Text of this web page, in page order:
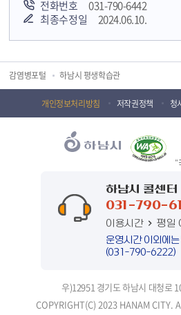
전화번호
031-790-6442
최종수정일
2024.06.10.
국민안전교육플랫폼
감염병포털 하남시 평생학습관
하남혁신교육지구 huic 하남도시공사
하남종합운동장 국민체육센터 하남문화재단 하
하남시 가족센터
하남시정신건강복지센터
(재)하남시자원봉사센터 하남시환경교육센터
하남시 장애인 무료법률 상담센터 경기도의회 하
경기도 장애인생산품판매시설
개인정보처리방침 저작권정책 청
우)12951 경기도 하남시 대청로
COPYRIGHT(C) 2023 HANAM CITY.
하남시 콜센터
031-790-
이용시간
평일
운영시간 이외에
(031-790-6222)
“